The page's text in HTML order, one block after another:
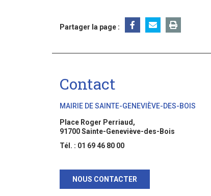
Partager la page :
Contact
MAIRIE DE SAINTE-GENEVIÈVE-DES-BOIS
Place Roger Perriaud,
91700 Sainte-Geneviève-des-Bois
Tél. : 01 69 46 80 00
NOUS CONTACTER